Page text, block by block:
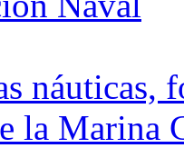
náuticas,
la Marina